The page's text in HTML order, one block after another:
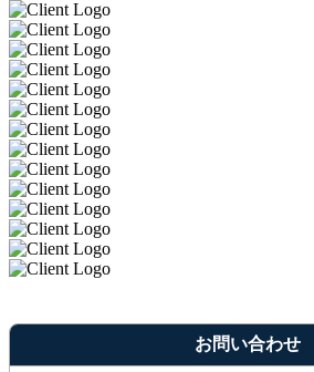
お問い合わせ